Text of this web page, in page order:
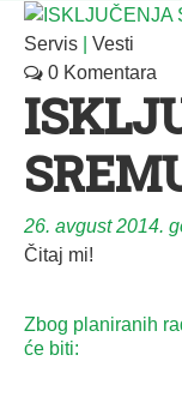
Servis
Vesti
0 Komentara
26. avgust 2014.
Čitaj mi!
Zbog planiranih
će biti: